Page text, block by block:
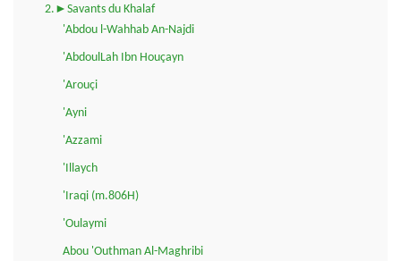
2.►Savants du Khalaf
'Abdou l-Wahhab An-Najdi
'AbdoulLah Ibn Houçayn
'Arouçi
'Ayni
'Azzami
'Illaych
'Iraqi (m.806H)
'Oulaymi
Abou 'Outhman Al-Maghribi